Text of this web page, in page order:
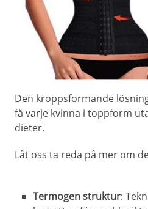
Den kroppsformande
få varje kvinna i toppform
dieter.
Låt oss ta reda på mer om
Termogen struktur: